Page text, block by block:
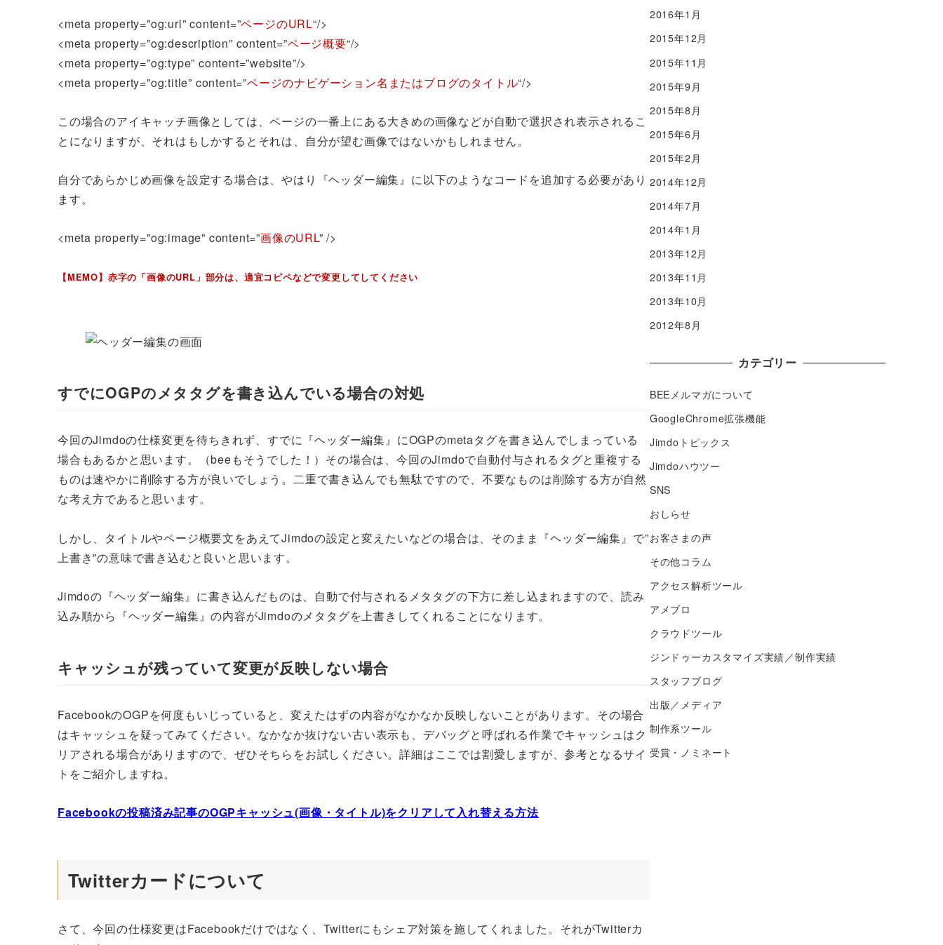
<meta property=”og:url” content=”ページのURL“/>
<meta property=”og:description” content=”ページ概要“/>
<meta property=”og:type” content=”website”/>
<meta property=”og:title” content=”ページのナビゲーション名またはブログのタイトル“/>
この場合のアイキャッチ画像としては、ページの一番上にある大きめの画像などが自動で選択され表示されるこ
とになりますが、それはもしかするとそれは、自分が望む画像ではないかもしれません。
自分であらかじめ画像を設定する場合は、やはり『ヘッダー編集』に以下のようなコードを追加する必要があり
ます。
<meta property=”og:image” content=”画像のURL” />
【MEMO】赤字の「画像のURL」部分は、適宜コピペなどで変更してしてください
すでにOGPのメタタグを書き込んでいる場合の対処
今回のJimdoの仕様変更を待ちきれず、すでに『ヘッダー編集』にOGPのmetaタグを書き込んでしまっている
場合もあるかと思います。（beeもそうでした！）その場合は、今回のJimdoで自動付与されるタグと重複する
ものは速やかに削除する方が良いでしょう。二重で書き込んでも無駄ですので、不要なものは削除する方が自然
な考え方であると思います。
しかし、タイトルやページ概要文をあえてJimdoの設定と変えたいなどの場合は、そのまま『ヘッダー編集』で”
上書き”の意味で書き込むと良いと思います。
Jimdoの『ヘッダー編集』に書き込んだものは、自動で付与されるメタタグの下方に差し込まれますので、読み
込み順から『ヘッダー編集』の内容がJimdoのメタタグを上書きしてくれることになります。
キャッシュが残っていて変更が反映しない場合
FacebookのOGPを何度もいじっていると、変えたはずの内容がなかなか反映しないことがあります。その場合
はキャッシュを疑ってみてください。なかなか抜けない古い表示も、デバッグと呼ばれる作業でキャッシュはク
リアされる場合がありますので、ぜひそちらをお試しください。詳細はここでは割愛しますが、参考となるサイ
トをご紹介しますね。
Facebookの投稿済み記事のOGPキャッシュ(画像・タイトル)をクリアして入れ替える方法
Twitterカードについて
さて、今回の仕様変更はFacebookだけではなく、Twitterにもシェア対策を施してくれました。それがTwitterカ
2016年1月
2015年12月
2015年11月
2015年9月
2015年8月
2015年6月
2015年2月
2014年12月
2014年7月
2014年1月
2013年12月
2013年11月
2013年10月
2012年8月
カテゴリー
BEEメルマガについて
GoogleChrome拡張機能
Jimdoトピックス
Jimdoハウツー
SNS
おしらせ
お客さまの声
その他コラム
アクセス解析ツール
アメブロ
クラウドツール
ジンドゥーカスタマイズ実績／制作実績
スタッフブログ
出版／メディア
制作系ツール
受賞・ノミネート